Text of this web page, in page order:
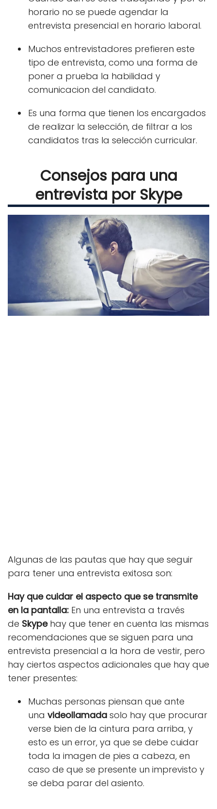
horario no se puede agendar la
entrevista presencial en horario laboral.
Muchos entrevistadores prefieren este
tipo de entrevista, como una forma de
poner a prueba la habilidad y
comunicacion del candidato.
Es una forma que tienen los encargados
de realizar la selección, de filtrar a los
candidatos tras la selección curricular.
Consejos para una
entrevista por Skype
Algunas de las pautas que hay que seguir
para tener una entrevista exitosa son:
Hay que cuidar el aspecto que se transmite
en la pantalla: En una entrevista a través
de Skypehay que tener en cuenta las mismas
recomendaciones que se siguen para una
entrevista presencial a la hora de vestir, pero
hay ciertos aspectos adicionales que hay que
tener presentes:
Muchas personas piensan que ante
una videollamada solo hay que procurar
verse bien de la cintura para arriba, y
esto es un error, ya que se debe cuidar
toda la imagen de pies a cabeza, en
caso de que se presente un imprevisto y
se deba parar del asiento.